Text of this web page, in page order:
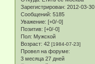
Зарегистрирован: 2012-03-30
Сообщений: 5185
Уважение: [+0/-0]
Позитив: [+0/-0]
Пол: Мужской
Возраст: 42 [1984-07-23]
Провел на форуме:
3 месяца 27 дней